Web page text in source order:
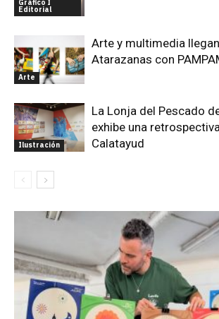
Gráfico I
Editorial
Arte
Arte y multimedia
Atarazanas con
Ilustración
La Lonja del Pescado
exhibe una
Calatayud